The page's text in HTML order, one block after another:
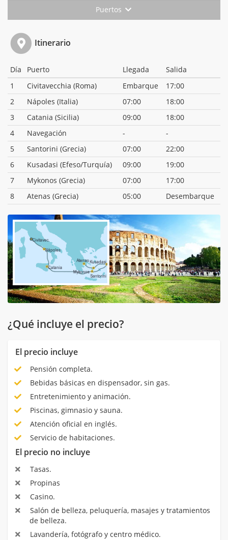
Puertos
Itinerario
Día Puerto Llegada
Salida
1
Civitavecchia (Roma) Embarque
17:00
2
Nápoles (Italia) 07:00
18:00
3
Catania (Sicilia) 09:00
18:00
4
Navegación -
-
5
Santorini (Grecia) 07:00
22:00
6
Kusadasi (Efeso/Turquía) 09:00
19:00
7
Mykonos (Grecia) 07:00
17:00
8
Atenas (Grecia) 05:00 Desembarque
¿Qué incluye el precio?
El precio incluye
Pensión completa.
Bebidas básicas en dispensador, sin gas.
Entretenimiento y animación.
Piscinas, gimnasio y sauna.
Atención oficial en inglés.
Servicio de habitaciones.
El precio no incluye
Tasas.
Propinas
Casino.
Salón de belleza, peluquería, masajes y tratamientos
de belleza.
Lavandería, fotógrafo y centro médico.